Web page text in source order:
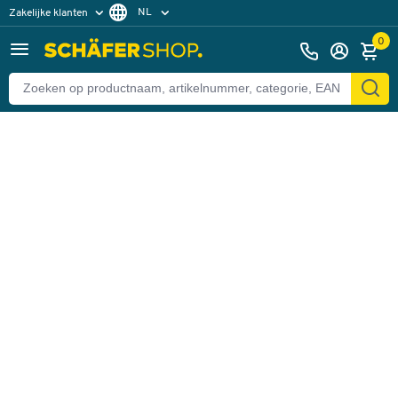
Zakelijke klanten
Particuliere klanten
NL
0
Terug